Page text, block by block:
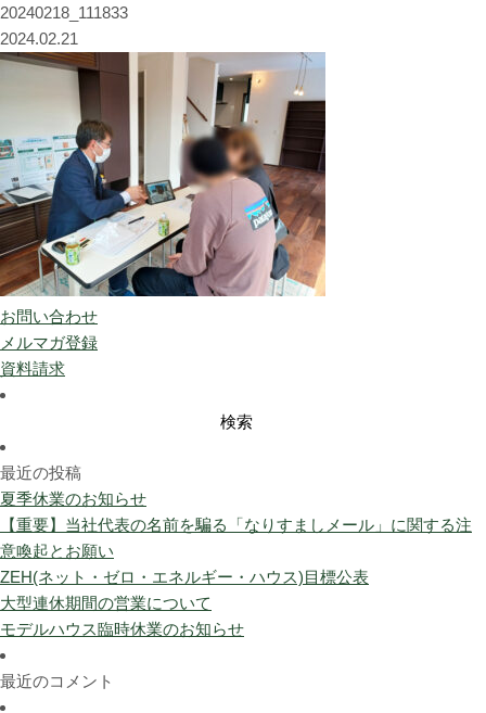
20240218_111833
2024.02.21
お問い合わせ
メルマガ登録
資料請求
索:
最近の投稿
夏季休業のお知らせ
【重要】当社代表の名前を騙る「なりすましメール」に関する注
意喚起とお願い
ZEH(ネット・ゼロ・エネルギー・ハウス)目標公表
大型連休期間の営業について
モデルハウス臨時休業のお知らせ
最近のコメント